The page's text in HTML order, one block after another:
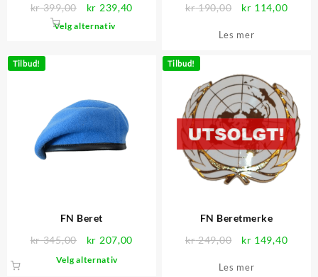
kr399,00
Opprinnelig
pris
kr 239,40 Nåværende
Velg alternativDette
kan
velges
på
kr190,00
Opprinnelig
var:
kr 114,00
Les mer
Tilbud!
FN Beret
kr345,00
Opprinnelig
kr 207,00 Nåværende
Velg alternativ
Tilbud!
FN Beretmerke
kr249,00
Opprinnelig
var:
kr 149,40
Les mer